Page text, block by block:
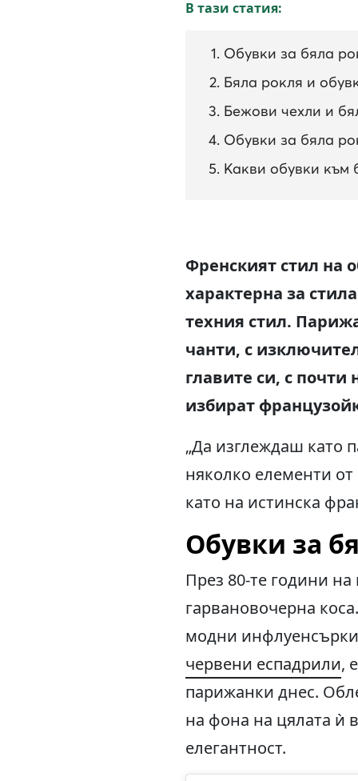
В тази статия:
Обувки за бяла
Бяла рокля и
Бежови чехли и
Обувки за бяла
Какви обувки към
Френският стил на
характерна за
техния стил.
чанти, с
главите си, с
избират
„Да изглеждаш като
няколко елементи
като на истинска
Обувки за
През 80-те години
гарвановочерна
модни инфлуенсърки
червени еспадрили,
парижанки днес.
на фона на цялата ѝ
елегантност.